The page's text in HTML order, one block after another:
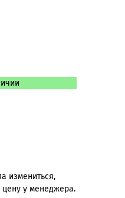
измениться,
цену у менеджера.